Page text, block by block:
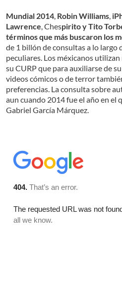
Mundial 2014 Robin Williams
Lawrence , Chespirito y Tito
términos que más buscaron los
de 1 billón de consultas a lo
peculiares. Los méxicanos
su CURP que para auxiliarse de
videos cómicos o de terror
preferencias. La consulta sobre
aun cuando 2014 fue el año en el
Gabriel García Márquez.